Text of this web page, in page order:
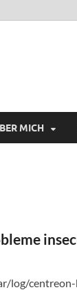
MICH
log/